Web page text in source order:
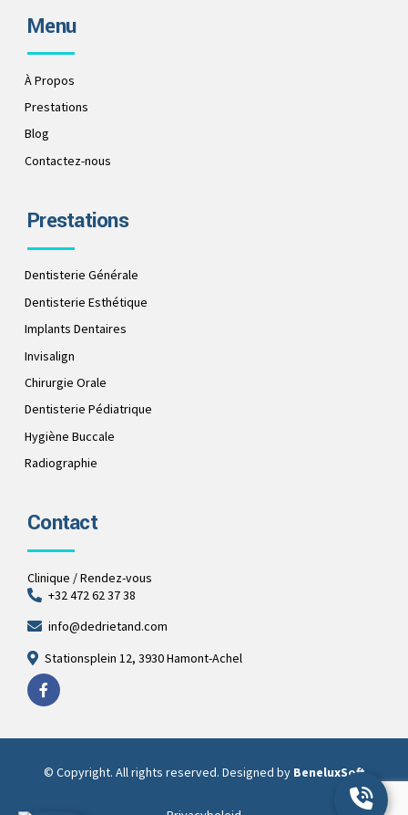
Menu
À Propos
Prestations
Blog
Contactez-nous
Prestations
Dentisterie Générale
Dentisterie Esthétique
Implants Dentaires
Invisalign
Chirurgie Orale
Dentisterie Pédiatrique
Hygiène Buccale
Radiographie
Contact
Clinique / Rendez-vous
+32 472 62 37 38
info@dedrietand.com
Stationsplein 12, 3930 Hamont-Achel
© Copyright. All rights reserved. Designed by BeneluxSoft